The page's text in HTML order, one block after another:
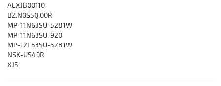
AEXJB00110
BZ.N0S5Q.00R
MP-11N63SU-5281W
MP-11N63SU-920
MP-12F53SU-5281W
NSK-US40R
XJ5